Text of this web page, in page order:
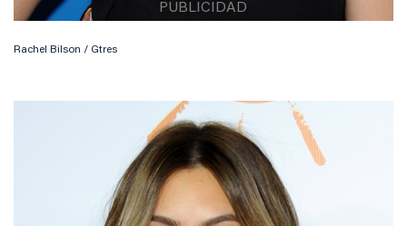
Rachel Bilson / Gtres